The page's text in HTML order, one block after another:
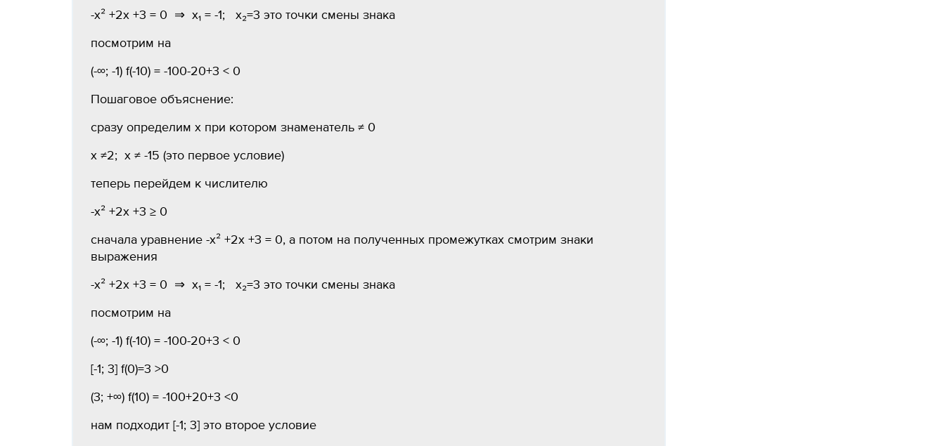
-х² +2x +3 = 0 ⇒ х₁ = -1; х₂=3 это точки смены знака
посмотрим на
(-∞; -1) f(-10) = -100-20+3 < 0
Пошаговое объяснение:
сразу определим х при котором знаменатель ≠ 0
х ≠2; х ≠ -15 (это первое условие)
теперь перейдем к числителю
-х² +2x +3 ≥ 0
cначала уравнение -х² +2x +3 = 0, а потом на полученных промежутках смотрим знаки
выражения
-х² +2x +3 = 0 ⇒ х₁ = -1; х₂=3 это точки смены знака
посмотрим на
(-∞; -1) f(-10) = -100-20+3 < 0
[-1; 3] f(0)=3 >0
(3; +∞) f(10) = -100+20+3 <0
нам подходит [-1; 3] это второе условие